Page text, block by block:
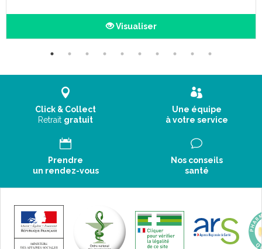
Eau Thermale d’ Uriage.
Extrait de Licorice.
Agent matifiant.
Résultats :
Avant de s’ exposer au soleil, appliquer une dose suffisante et
homogène.
Visualiser
Click & Collect
Retrait gratuit
Une équipe
à votre service
Prendre
un rendez-vous
Nos conseils
santé